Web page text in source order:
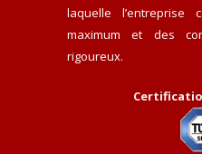
laquelle l’entreprise
maximum et des
rigoureux.